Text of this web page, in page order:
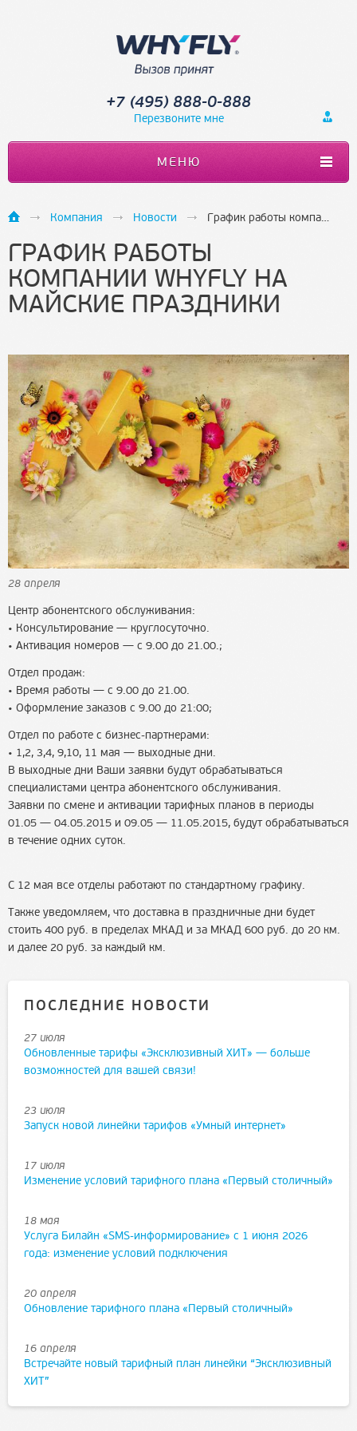
+7 (495) 888-0-888
Перезвоните мне
МЕНЮ
Компания Новости График работы компании WHYFLY на майские праздники
ГРАФИК РАБОТЫ
КОМПАНИИ WHYFLY НА
МАЙСКИЕ ПРАЗДНИКИ
28 апреля
Центр абонентского обслуживания:
• Консультирование — круглосуточно.
• Активация номеров — с 9.00 до 21.00.;
Отдел продаж:
• Время работы — с 9.00 до 21.00.
• Оформление заказов с 9.00 до 21:00;
Отдел по работе с бизнес-партнерами:
• 1,2, 3,4, 9,10, 11 мая — выходные дни.
В выходные дни Ваши заявки будут обрабатываться
специалистами центра абонентского обслуживания.
Заявки по смене и активации тарифных планов в периоды
01.05 — 04.05.2015 и 09.05 — 11.05.2015, будут обрабатываться
в течение одних суток.
С 12 мая все отделы работают по стандартному графику.
Также уведомляем, что доставка в праздничные дни будет
стоить 400 руб. в пределах МКАД и за МКАД 600 руб. до 20 км.
и далее 20 руб. за каждый км.
ПОСЛЕДНИЕ НОВОСТИ
27 июля
Обновленные тарифы «Эксклюзивный ХИТ» — больше
возможностей для вашей связи!
23 июля
Запуск новой линейки тарифов «Умный интернет»
17 июля
Изменение условий тарифного плана «Первый столичный»
18 мая
Услуга Билайн «SMS-информирование» с 1 июня 2026
года: изменение условий подключения
20 апреля
Обновление тарифного плана «Первый столичный»
16 апреля
Встречайте новый тарифный план линейки “Эксклюзивный
ХИТ”